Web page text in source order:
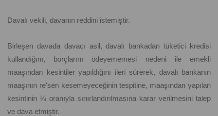
Davalı vekili, davanın reddini istemiştir.
Birleşen davada davacı asil, davalı bankadan tüketici kredisi
kullandığını, borçlarını ödeyememesi nedeni ile emekli
maaşından kesintiler yapıldığını ileri sürerek, davalı bankanın
maaşının re'sen kesemeyeceğinin tespitine, maaşından yapılan
kesintinin ¼ oranıyla sınırlandırılmasına karar verilmesini talep
ve dava etmiştir.